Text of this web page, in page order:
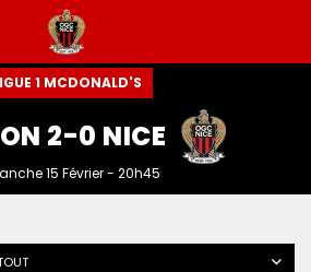
1 MCDONALD'S
2-0 NICE
15 Février - 20h45